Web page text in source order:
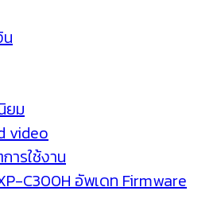
น
ยม
video
ารใช้งาน
C300H อัพเดท Firmware